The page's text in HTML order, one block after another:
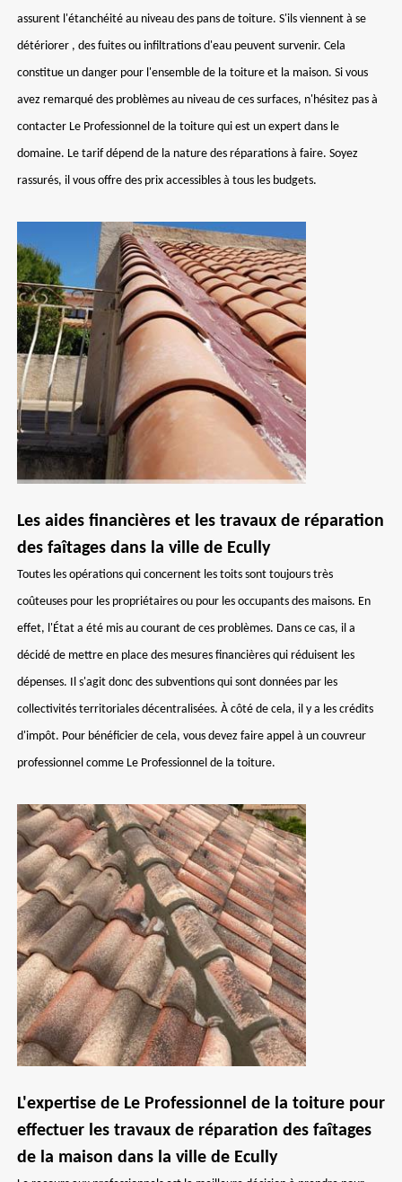
assurent l'étanchéité au niveau des pans de toiture. S'ils viennent à se
détériorer , des fuites ou infiltrations d'eau peuvent survenir. Cela
constitue un danger pour l'ensemble de la toiture et la maison. Si vous
avez remarqué des problèmes au niveau de ces surfaces, n'hésitez pas à
contacter Le Professionnel de la toiture qui est un expert dans le
domaine. Le tarif dépend de la nature des réparations à faire. Soyez
rassurés, il vous offre des prix accessibles à tous les budgets.
Les aides financières et les travaux de réparation
des faîtages dans la ville de Ecully
Toutes les opérations qui concernent les toits sont toujours très
coûteuses pour les propriétaires ou pour les occupants des maisons. En
effet, l'État a été mis au courant de ces problèmes. Dans ce cas, il a
décidé de mettre en place des mesures financières qui réduisent les
dépenses. Il s'agit donc des subventions qui sont données par les
collectivités territoriales décentralisées. À côté de cela, il y a les crédits
d'impôt. Pour bénéficier de cela, vous devez faire appel à un couvreur
professionnel comme Le Professionnel de la toiture.
L'expertise de Le Professionnel de la toiture pour
effectuer les travaux de réparation des faîtages
de la maison dans la ville de Ecully